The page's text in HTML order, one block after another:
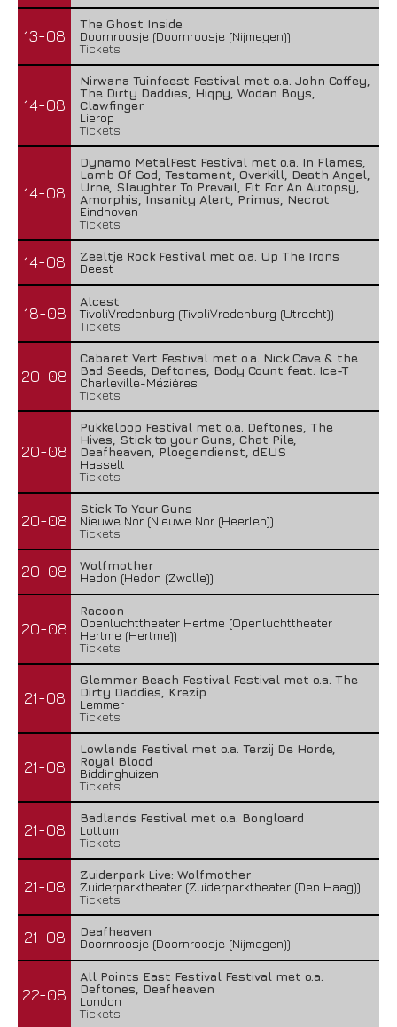
13-08
The Ghost Inside
Doornroosje (Doornroosje (Nijmegen))
Tickets
14-08
Nirwana Tuinfeest Festival met o.a. John Coffey,
The Dirty Daddies, Hiqpy, Wodan Boys,
Clawfinger
Lierop
Tickets
14-08
Dynamo MetalFest Festival met o.a. In Flames,
Lamb Of God, Testament, Overkill, Death Angel,
Urne, Slaughter To Prevail, Fit For An Autopsy,
Amorphis, Insanity Alert, Primus, Necrot
Eindhoven
Tickets
14-08
Zeeltje Rock Festival met o.a. Up The Irons
Deest
18-08
Alcest
TivoliVredenburg (TivoliVredenburg (Utrecht))
Tickets
20-08
Cabaret Vert Festival met o.a. Nick Cave & the
Bad Seeds, Deftones, Body Count feat. Ice-T
Charleville-Mézières
Tickets
20-08
Pukkelpop Festival met o.a. Deftones, The
Hives, Stick to your Guns, Chat Pile,
Deafheaven, Ploegendienst, dEUS
Hasselt
Tickets
20-08
Stick To Your Guns
Nieuwe Nor (Nieuwe Nor (Heerlen))
Tickets
20-08
Wolfmother
Hedon (Hedon (Zwolle))
20-08
Racoon
Openluchttheater Hertme (Openluchttheater
Hertme (Hertme))
Tickets
21-08
Glemmer Beach Festival Festival met o.a. The
Dirty Daddies, Krezip
Lemmer
Tickets
21-08
Lowlands Festival met o.a. Terzij De Horde,
Royal Blood
Biddinghuizen
Tickets
21-08
Badlands Festival met o.a. Bongloard
Lottum
Tickets
21-08
Zuiderpark Live: Wolfmother
Zuiderparktheater (Zuiderparktheater (Den Haag))
Tickets
21-08
Deafheaven
Doornroosje (Doornroosje (Nijmegen))
22-08
All Points East Festival Festival met o.a.
Deftones, Deafheaven
London
Tickets